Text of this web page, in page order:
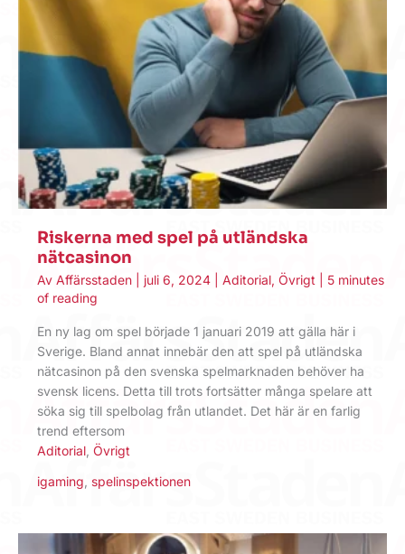
Riskerna med spel på utländska
nätcasinon
Av Affärsstaden juli 6, 2024 Aditorial, Övrigt
5 minutes
of reading
En ny lag om spel började 1 januari 2019 att gälla här i
Sverige. Bland annat innebär den att spel på utländska
nätcasinon på den svenska spelmarknaden behöver ha
svensk licens. Detta till trots fortsätter många spelare att
söka sig till spelbolag från utlandet. Det här är en farlig
trend eftersom
Aditorial, Övrigt
igaming spelinspektionen